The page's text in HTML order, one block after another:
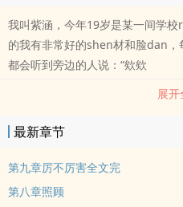
我叫紫涵，今年19岁是某一间学
的我有非常好的shen材和脸dan，
都会听到旁边的人说：“欸欸
展开
最新章节
第九章厉不厉害全文完
第八章照顾